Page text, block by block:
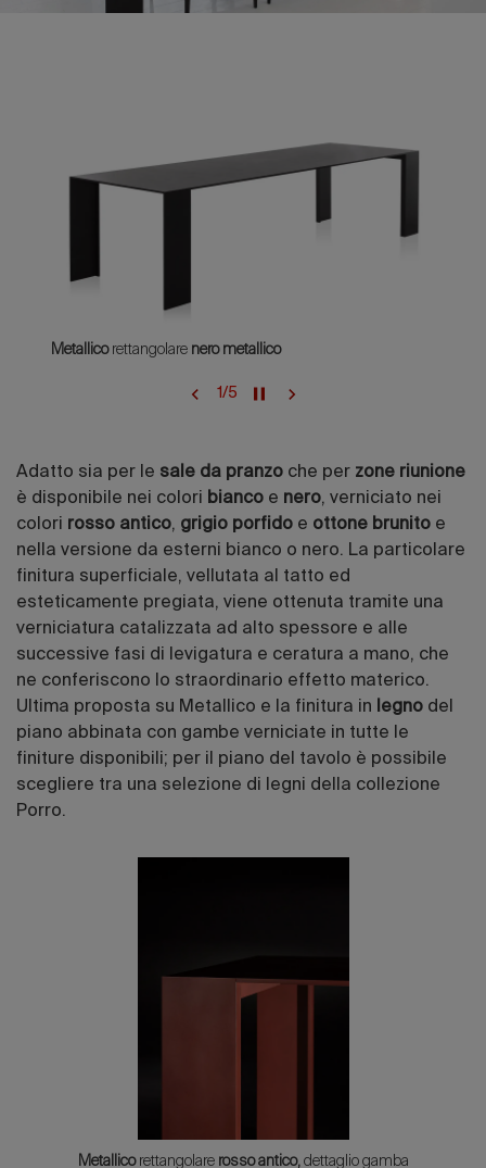
Metallico rettangolare nero metallico
1/5
Adatto sia per le sale da pranzo che per zone riunione
è disponibile nei colori bianco e nero, verniciato nei
colori rosso antico, grigio porfido e ottone brunito e
nella versione da esterni bianco o nero. La particolare
finitura superficiale, vellutata al tatto ed
esteticamente pregiata, viene ottenuta tramite una
verniciatura catalizzata ad alto spessore e alle
successive fasi di levigatura e ceratura a mano, che
ne conferiscono lo straordinario effetto materico.
Ultima proposta su Metallico e la finitura in
legno del
piano abbinata con gambe verniciate in tutte le
finiture disponibili; per il piano del tavolo è possibile
scegliere tra una selezione di legni della collezione
Porro.
Metallicorettangolare rosso antico, dettaglio gamba